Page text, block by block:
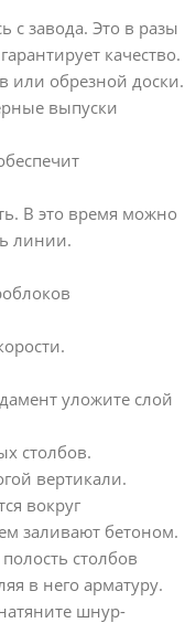
с завода. Это в разы
качество.
или обрезной доски.
выпуски
В это время можно
линии.
уложите слой
столбов.
вертикали.
вокруг
заливают бетоном.
столбов
в него арматуру.
шнур-